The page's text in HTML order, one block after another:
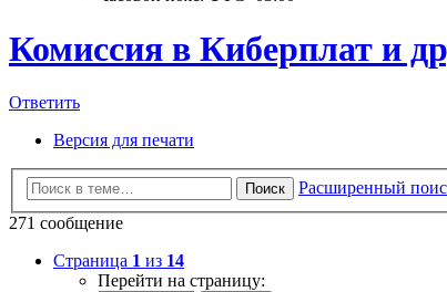
Комиссия в Киберплат и
Ответить
Версия для печати
Поиск
Расширенный
271 сообщение
Страница 1 из 14
Перейти на страницу: